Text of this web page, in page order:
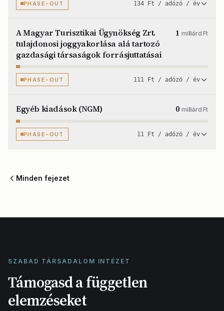
PHASE-OUT 134 Ft / adózó / év
A Magyar Turisztikai Ügynökség Zrt.
tulajdonosi joggyakorlása alá tartozó
gazdasági társaságok forrásjuttatásai
1milliárd Ft
PHASE-OUT 111 Ft / adózó / év
Egyéb kiadások (NGM) 0milliárd Ft
PHASE-OUT 11 Ft / adózó / év
Minden fejezet
SZABAD TÁRSADALOM INTÉZET
Támogasd a független
elemzéseket